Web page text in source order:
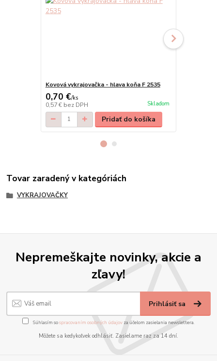
Kovová vykrajovačka - hlava koňa F 2535
0,70 €/ks
0,57 € bez DPH Skladom
Pridať do košíka
Tovar zaradený v kategóriách
VYKRAJOVAČKY
Nepremeškajte novinky, akcie a
zľavy!
Prihlásiť sa
Súhlasím sospracovaním osobných údajov za účelom zasielania newslettera.
Môžete sa kedykoľvek odhlásiť. Zasielame raz za 14 dní.